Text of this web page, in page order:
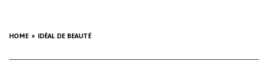
HOME IDÉAL DE BEAUTÉ